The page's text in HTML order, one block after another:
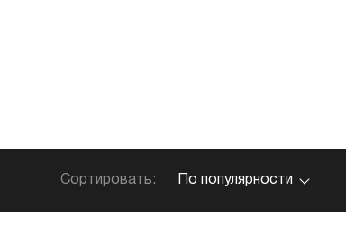
Сортировать: По популярности